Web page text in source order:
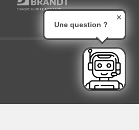
Une question ?
✕